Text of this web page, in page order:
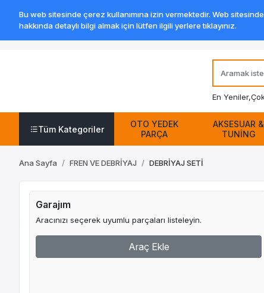
En Yeniler,
Tüm Kategoriler
OTO YEDEK
PARÇA
AKSESUAR &
TUNİNG
Ana Sayfa FREN VE DEBRİYAJ DEBRİYAJ SETİ
Garajım
Aracınızı seçerek uyumlu parçaları listeleyin.
Araç Ekle
Bu web sitesinde çerez kullanımına izin vermektedir. Web
hakkında detaylı bilgi almak için lütfen ilgili yerlere tıklayınız.